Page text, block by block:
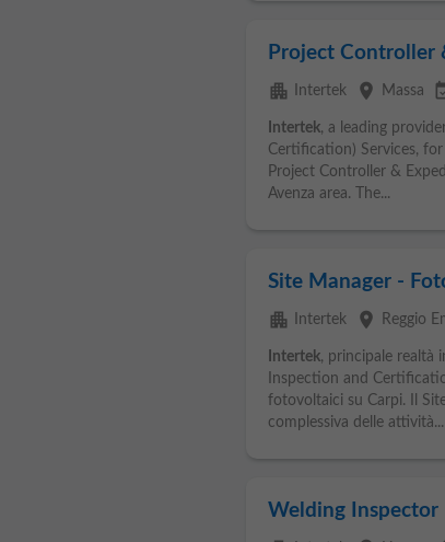
Project Controller
apartment Intertek place Massa
Intertek, a leading
Certification) Services,
Project Controller &
Avenza area. The...
Site Manager -
apartment Intertek place Reggio
Intertek, principale realtà
Inspection and
fotovoltaici su Carpi. Il
complessiva delle attività...
Welding Inspector